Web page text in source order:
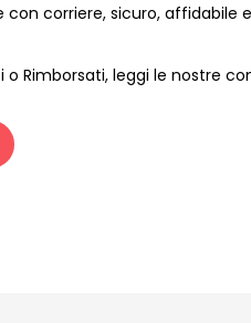
con corriere, sicuro, affidabile
o Rimborsati, leggi le nostre